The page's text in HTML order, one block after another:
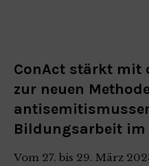
ConAct stärkt mit
zur neuen
Bildungsarbeit im
Vom 27. bis 29. März